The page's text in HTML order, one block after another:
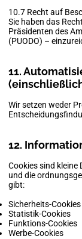
10.7 Recht auf
Sie haben das
Präsidenten des
(PUODO) –
11.
Wir setzen weder
12.
Cookies sind kleine
und die
gibt:
Sicherheits-Cookies
Statistik-Cookies
Funktions-Cookies
Werbe-Cookies